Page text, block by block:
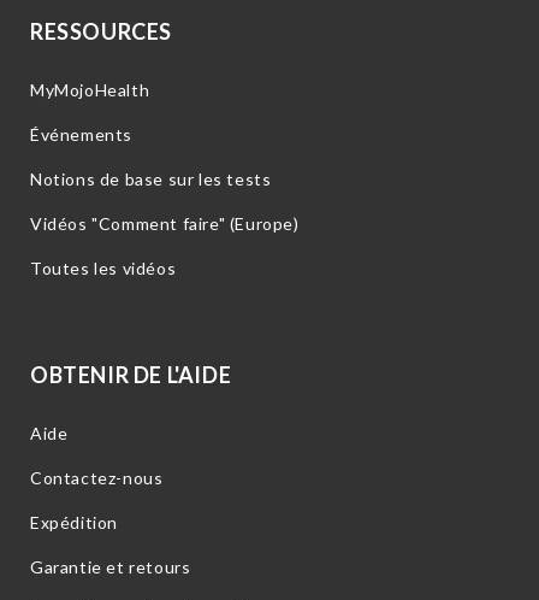
RESSOURCES
MyMojoHealth
Événements
Notions de base sur les tests
Vidéos "Comment faire" (Europe)
Toutes les vidéos
OBTENIR DE L'AIDE
Aide
Contactez-nous
Expédition
Garantie et retours